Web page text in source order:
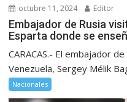
octubre 11, 2024 Editor
Embajador de Rusia
Esparta donde se
CARACAS.- El embajador
Venezuela, Sergey Mélik
Nacionales